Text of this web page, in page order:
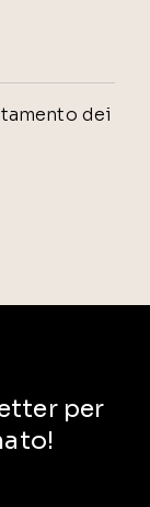
dei
per